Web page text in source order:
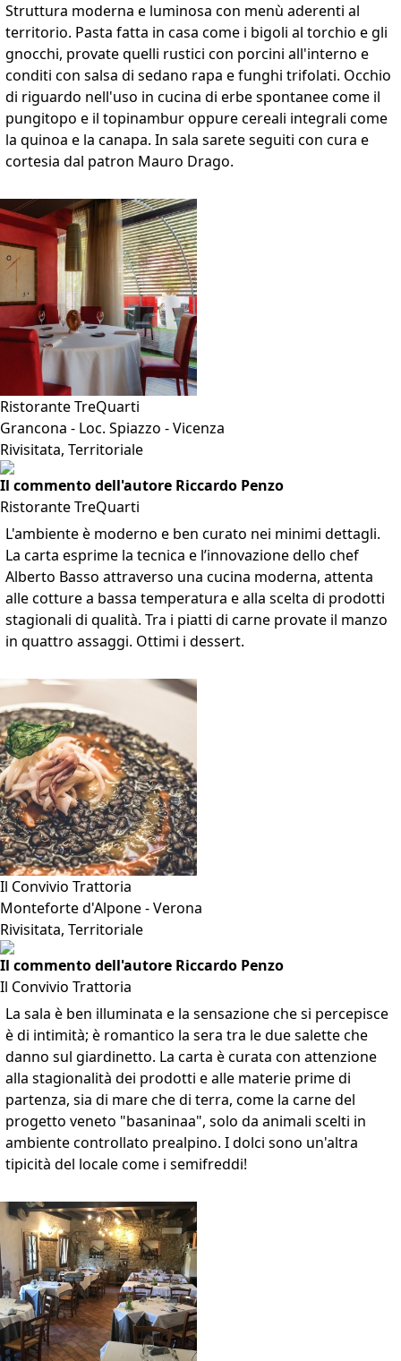
Struttura moderna e luminosa con menù aderenti al
territorio. Pasta fatta in casa come i bigoli al torchio e gli
gnocchi, provate quelli rustici con porcini all'interno e
conditi con salsa di sedano rapa e funghi trifolati. Occhio
di riguardo nell'uso in cucina di erbe spontanee come il
pungitopo e il topinambur oppure cereali integrali come
la quinoa e la canapa. In sala sarete seguiti con cura e
cortesia dal patron Mauro Drago.
Ristorante TreQuarti
Grancona - Loc. Spiazzo - Vicenza
Rivisitata, Territoriale
Il commento dell'autore Riccardo Penzo
Ristorante TreQuarti
L'ambiente è moderno e ben curato nei minimi dettagli.
La carta esprime la tecnica e l’innovazione dello chef
Alberto Basso attraverso una cucina moderna, attenta
alle cotture a bassa temperatura e alla scelta di prodotti
stagionali di qualità. Tra i piatti di carne provate il manzo
in quattro assaggi. Ottimi i dessert.
Il Convivio Trattoria
Monteforte d'Alpone - Verona
Rivisitata, Territoriale
Il commento dell'autore Riccardo Penzo
Il Convivio Trattoria
La sala è ben illuminata e la sensazione che si percepisce
è di intimità; è romantico la sera tra le due salette che
danno sul giardinetto. La carta è curata con attenzione
alla stagionalità dei prodotti e alle materie prime di
partenza, sia di mare che di terra, come la carne del
progetto veneto "basaninaa", solo da animali scelti in
ambiente controllato prealpino. I dolci sono un'altra
tipicità del locale come i semifreddi!